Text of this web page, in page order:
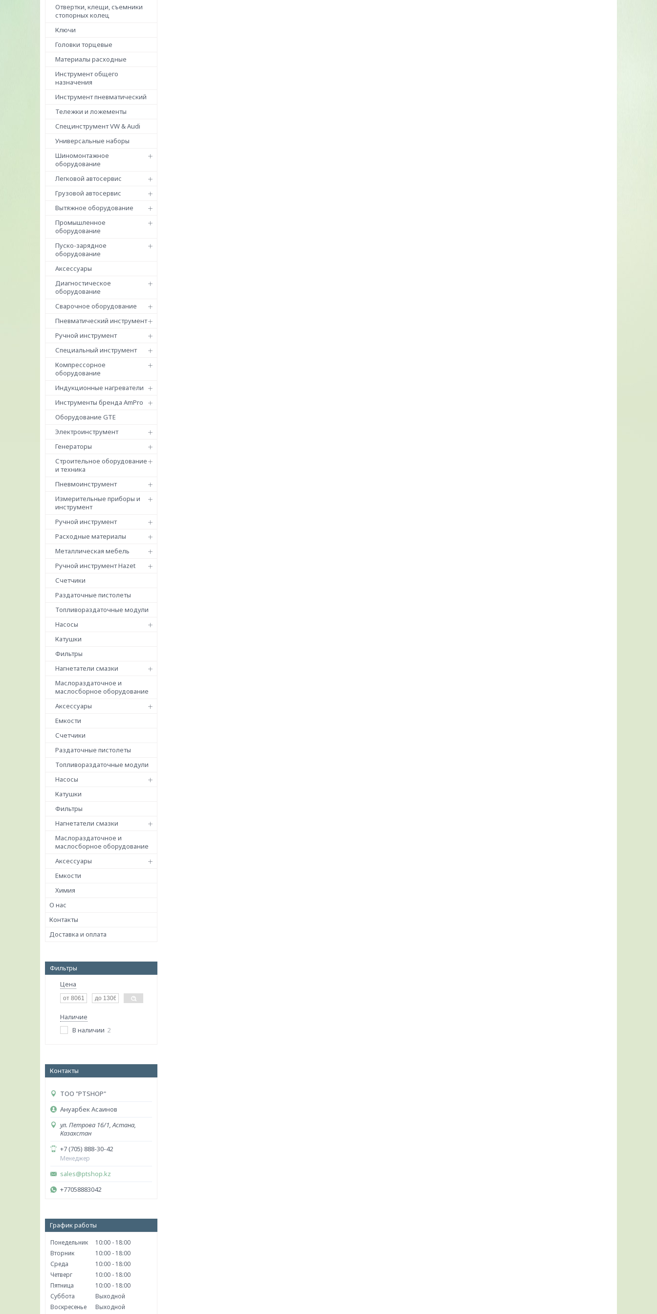
Отвертки, клещи, съемники
стопорных колец
Ключи
Головки торцевые
Материалы расходные
Инструмент общего
назначения
Инструмент пневматический
Тележки и ложементы
Специнструмент VW & Audi
Универсальные наборы
Шиномонтажное
оборудование
Легковой автосервис
Грузовой автосервис
Вытяжное оборудование
Промышленное
оборудование
Пуско-зарядное
оборудование
Аксессуары
Диагностическое
оборудование
Сварочное оборудование
Пневматический инструмент
Ручной инструмент
Специальный инструмент
Компрессорное
оборудование
Индукционные нагреватели
Инструменты бренда AmPro
Оборудование GTE
Электроинструмент
Генераторы
Строительное оборудование
и техника
Пневмоинструмент
Измерительные приборы и
инструмент
Ручной инструмент
Расходные материалы
Металлическая мебель
Ручной инструмент Hazet
Счетчики
Раздаточные пистолеты
Топливораздаточные модули
Насосы
Катушки
Фильтры
Нагнетатели смазки
Маслораздаточное и
маслосборное оборудование
Аксессуары
Емкости
Счетчики
Раздаточные пистолеты
Топливораздаточные модули
Насосы
Катушки
Фильтры
Нагнетатели смазки
Маслораздаточное и
маслосборное оборудование
Аксессуары
Емкости
Химия
О нас
Контакты
Доставка и оплата
Фильтры
Цена
Наличие
В наличии 2
Контакты
ТОО "PTSHOP"
Ануарбек Асаинов
ул. Петрова 16/1, Астана,
Казахстан
+7 (705) 888-30-42
Менеджер
sales@ptshop.kz
+77058883042
График работы
Понедельник 10:00
18:00
Вторник
10:00
18:00
Среда
10:00
18:00
Четверг
10:00
18:00
Пятница
10:00
18:00
Суббота
Выходной
Воскресенье
Выходной